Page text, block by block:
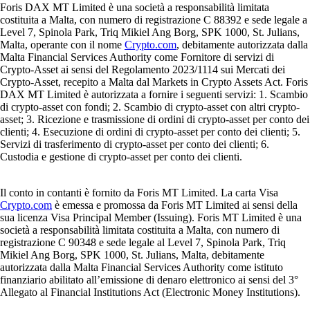
Foris DAX MT Limited è una società a responsabilità limitata
costituita a Malta, con numero di registrazione C 88392 e sede legale a
Level 7, Spinola Park, Triq Mikiel Ang Borg, SPK 1000, St. Julians,
Malta, operante con il nome Crypto.com, debitamente autorizzata dalla
Malta Financial Services Authority come Fornitore di servizi di
Crypto-Asset ai sensi del Regolamento 2023/1114 sui Mercati dei
Crypto-Asset, recepito a Malta dal Markets in Crypto Assets Act. Foris
DAX MT Limited è autorizzata a fornire i seguenti servizi: 1. Scambio
di crypto-asset con fondi; 2. Scambio di crypto-asset con altri crypto-
asset; 3. Ricezione e trasmissione di ordini di crypto-asset per conto dei
clienti; 4. Esecuzione di ordini di crypto-asset per conto dei clienti; 5.
Servizi di trasferimento di crypto-asset per conto dei clienti; 6.
Custodia e gestione di crypto-asset per conto dei clienti.
Il conto in contanti è fornito da Foris MT Limited. La carta Visa
Crypto.com è emessa e promossa da Foris MT Limited ai sensi della
sua licenza Visa Principal Member (Issuing). Foris MT Limited è una
società a responsabilità limitata costituita a Malta, con numero di
registrazione C 90348 e sede legale al Level 7, Spinola Park, Triq
Mikiel Ang Borg, SPK 1000, St. Julians, Malta, debitamente
autorizzata dalla Malta Financial Services Authority come istituto
finanziario abilitato all’emissione di denaro elettronico ai sensi del 3°
Allegato al Financial Institutions Act (Electronic Money Institutions).